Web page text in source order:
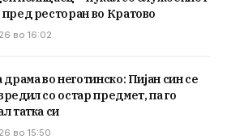
ресторан во Кратово
во 16:02
драма во неготинско: Пијан син се
со остар предмет, па го
татка си
во 15:50